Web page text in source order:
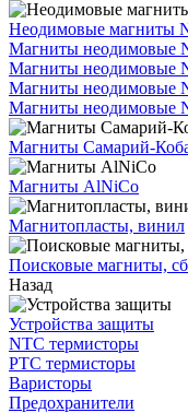
Неодимовые магниты
Магниты неодимовые
Магниты неодимовые
Магниты неодимовые
Магниты неодимовые
Магниты Самарий-
Магниты AlNiCo
Магнитопласты, винил
Поисковые магниты,
Назад
Устройства защиты
NTC термисторы
PTC термисторы
Варисторы
Предохранители